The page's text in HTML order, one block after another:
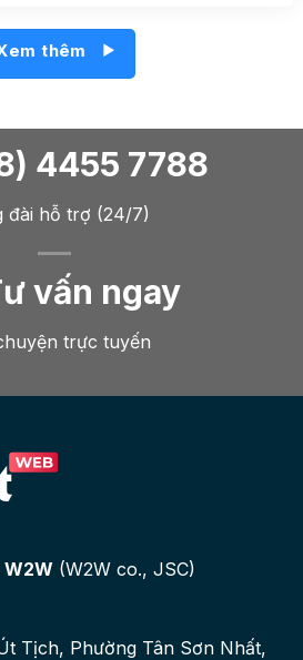
thêm
4455 7788
đài hỗ trợ (24/7)
vấn ngay
trực tuyến
W2W (W2W co., JSC)
Tịch, Phường Tân Sơn Nhất,